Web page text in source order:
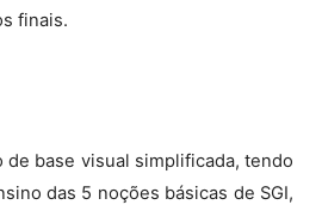
finais.
de base visual simplificada, tendo
das 5 noções básicas de SGI,